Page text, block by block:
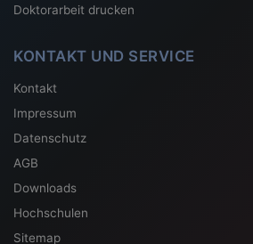
Doktorarbeit drucken
KONTAKT UND SERVICE
Kontakt
Impressum
Datenschutz
AGB
Downloads
Hochschulen
Sitemap